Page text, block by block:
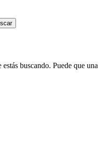
buscando. Puede que una